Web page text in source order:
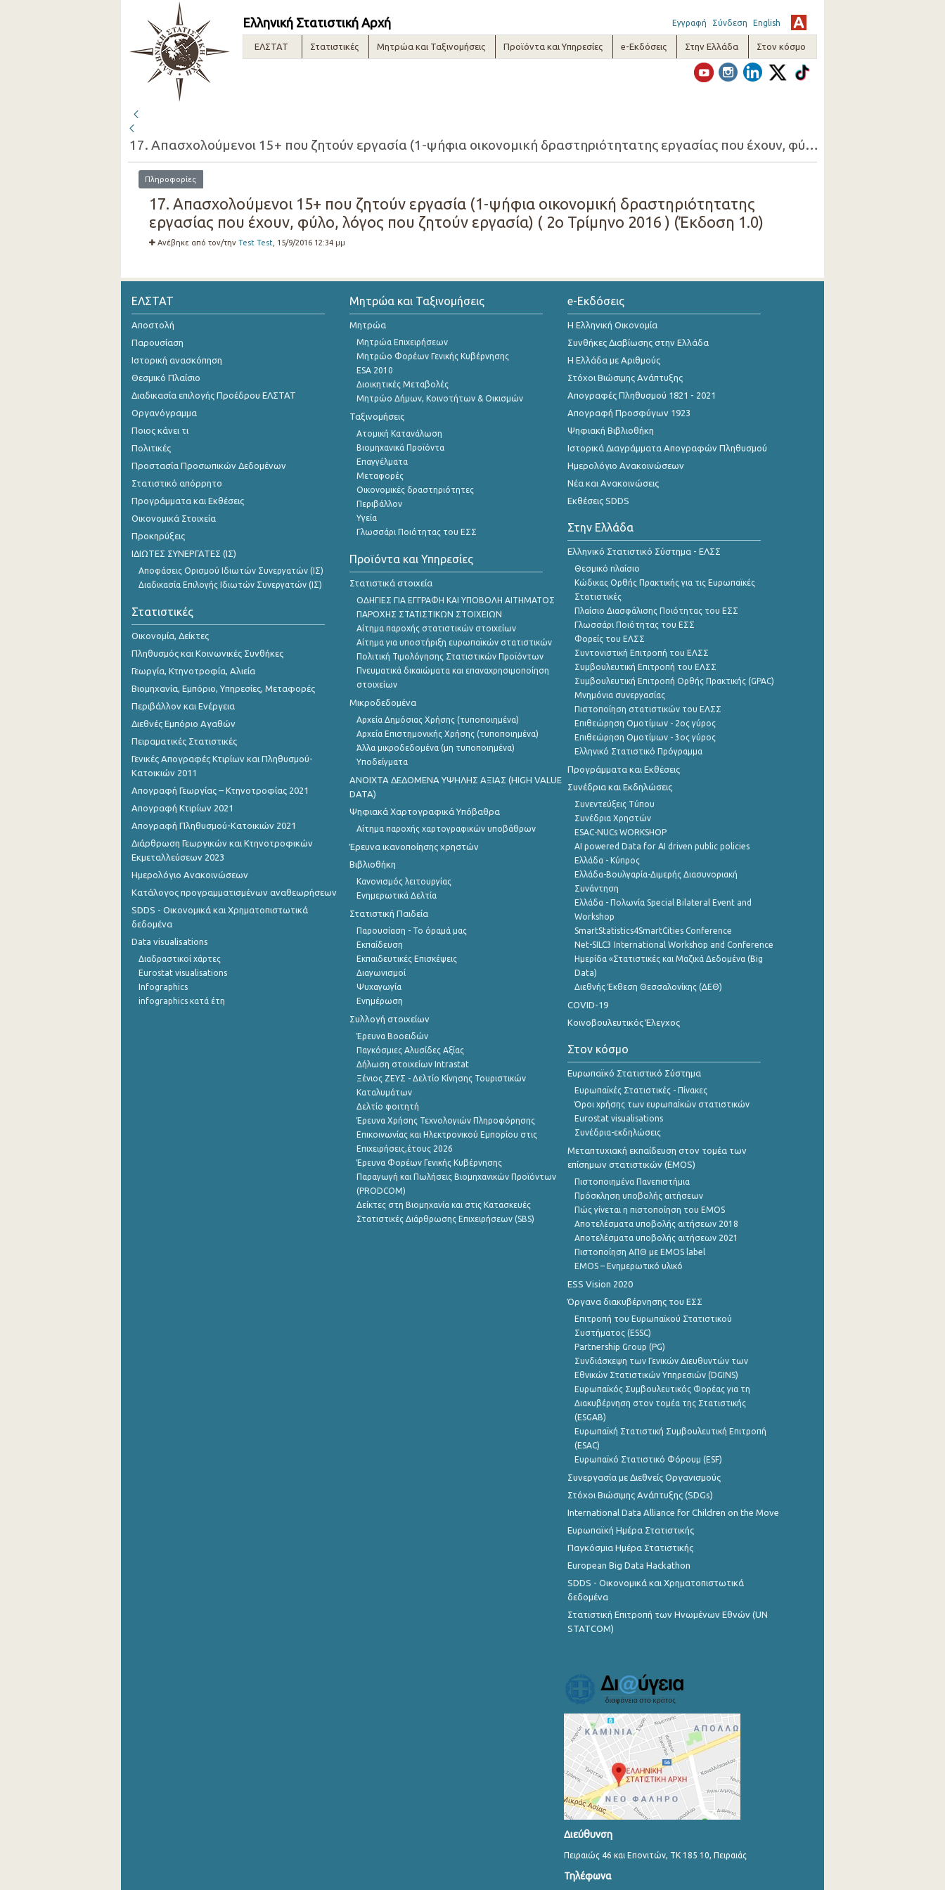
Ελληνική Στατιστική Αρχή Εγγραφή Σύνδεση English
ΕΛΣΤΑΤ Στατιστικές Μητρώα και Ταξινομήσεις Προϊόντα και Υπηρεσίες e-Εκδόσεις Στην Ελλάδα Στον κόσμο
17. Απασχολούμενοι 15+ που ζητούν εργασία (1-ψήφια οικονομική δραστηριότητατης εργασίας που έχουν, φύλο, λόγος που ζητούν εργασία) ( 2ο Τρίμηνο 2016 )
Πληροφορίες
17. Απασχολούμενοι 15+ που ζητούν εργασία (1-ψήφια οικονομική δραστηριότητατης
εργασίας που έχουν, φύλο, λόγος που ζητούν εργασία) ( 2ο Τρίμηνο 2016 ) (Έκδοση 1.0)
Ανέβηκε από τον/την Test Test , 15/9/2016 12:34 μμ
ΕΛΣΤΑΤ
Αποστολή
Παρουσίαση
Ιστορική ανασκόπηση
Θεσμικό Πλαίσιο
Διαδικασία επιλογής Προέδρου ΕΛΣΤΑΤ
Οργανόγραμμα
Ποιος κάνει τι
Πολιτικές
Προστασία Προσωπικών Δεδομένων
Στατιστικό απόρρητο
Προγράμματα και Εκθέσεις
Οικονομικά Στοιχεία
Προκηρύξεις
ΙΔΙΩΤΕΣ ΣΥΝΕΡΓΑΤΕΣ (ΙΣ)
Αποφάσεις Ορισμού Ιδιωτών Συνεργατών (ΙΣ)
Διαδικασία Επιλογής Ιδιωτών Συνεργατών (ΙΣ)
Στατιστικές
Οικονομία, Δείκτες
Πληθυσμός και Κοινωνικές Συνθήκες
Γεωργία, Κτηνοτροφία, Αλιεία
Βιομηχανία, Εμπόριο, Υπηρεσίες, Μεταφορές
Περιβάλλον και Ενέργεια
Διεθνές Εμπόριο Αγαθών
Πειραματικές Στατιστικές
Γενικές Απογραφές Κτιρίων και Πληθυσμού-
Κατοικιών 2011
Απογραφή Γεωργίας – Κτηνοτροφίας 2021
Απογραφή Κτιρίων 2021
Απογραφή Πληθυσμού-Κατοικιών 2021
Διάρθρωση Γεωργικών και Κτηνοτροφικών
Εκμεταλλεύσεων 2023
Ημερολόγιο Ανακοινώσεων
Κατάλογος προγραμματισμένων αναθεωρήσεων
SDDS - Οικονομικά και Χρηματοπιστωτικά
δεδομένα
Data visualisations
Διαδραστικοί χάρτες
Eurostat visualisations
Infographics
infographics κατά έτη
Μητρώα και Ταξινομήσεις
Μητρώα
Μητρώα Επιχειρήσεων
Μητρώο Φορέων Γενικής Κυβέρνησης
ESA 2010
Διοικητικές Μεταβολές
Μητρώο Δήμων, Κοινοτήτων & Οικισμών
Ταξινομήσεις
Ατομική Κατανάλωση
Βιομηχανικά Προϊόντα
Επαγγέλματα
Μεταφορές
Οικονομικές δραστηριότητες
Περιβάλλον
Υγεία
Γλωσσάρι Ποιότητας του ΕΣΣ
Προϊόντα και Υπηρεσίες
Στατιστικά στοιχεία
ΟΔΗΓΙΕΣ ΓΙΑ ΕΓΓΡΑΦΗ ΚΑΙ ΥΠΟΒΟΛΗ ΑΙΤΗΜΑΤΟΣ
ΠΑΡΟΧΗΣ ΣΤΑΤΙΣΤΙΚΩΝ ΣΤΟΙΧΕΙΩΝ
Αίτημα παροχής στατιστικών στοιχείων
Αίτημα για υποστήριξη ευρωπαϊκών στατιστικών
Πολιτική Τιμολόγησης Στατιστικών Προϊόντων
Πνευματικά δικαιώματα και επαναχρησιμοποίηση
στοιχείων
Μικροδεδομένα
Αρχεία Δημόσιας Χρήσης (τυποποιημένα)
Αρχεία Επιστημονικής Χρήσης (τυποποιημένα)
Άλλα μικροδεδομένα (μη τυποποιημένα)
Υποδείγματα
ANOIXTA ΔΕΔΟΜΕΝΑ ΥΨΗΛΗΣ ΑΞΙΑΣ (HIGH VALUE
DATA)
Ψηφιακά Χαρτογραφικά Υπόβαθρα
Αίτημα παροχής χαρτογραφικών υποβάθρων
Έρευνα ικανοποίησης χρηστών
Βιβλιοθήκη
Κανονισμός λειτουργίας
Ενημερωτικά Δελτία
Στατιστική Παιδεία
Παρουσίαση - Το όραμά μας
Εκπαίδευση
Εκπαιδευτικές Επισκέψεις
Διαγωνισμοί
Ψυχαγωγία
Ενημέρωση
Συλλογή στοιχείων
Έρευνα Βοοειδών
Παγκόσμιες Αλυσίδες Αξίας
Δήλωση στοιχείων Intrastat
Ξένιος ΖΕΥΣ - Δελτίο Κίνησης Τουριστικών
Καταλυμάτων
Δελτίο φοιτητή
Έρευνα Χρήσης Τεχνολογιών Πληροφόρησης
Επικοινωνίας και Ηλεκτρονικού Εμπορίου στις
Επιχειρήσεις,έτους 2026
Έρευνα Φορέων Γενικής Κυβέρνησης
Παραγωγή και Πωλήσεις Βιομηχανικών Προϊόντων
(PRODCOM)
Δείκτες στη Βιομηχανία και στις Κατασκευές
Στατιστικές Διάρθρωσης Επιχειρήσεων (SBS)
e-Εκδόσεις
Η Ελληνική Οικονομία
Συνθήκες Διαβίωσης στην Ελλάδα
Η Ελλάδα με Αριθμούς
Στόχοι Βιώσιμης Ανάπτυξης
Απογραφές Πληθυσμού 1821 - 2021
Απογραφή Προσφύγων 1923
Ψηφιακή Βιβλιοθήκη
Ιστορικά Διαγράμματα Απογραφών Πληθυσμού
Ημερολόγιο Ανακοινώσεων
Νέα και Ανακοινώσεις
Εκθέσεις SDDS
Στην Ελλάδα
Ελληνικό Στατιστικό Σύστημα - ΕΛΣΣ
Θεσμικό πλαίσιο
Κώδικας Ορθής Πρακτικής για τις Ευρωπαϊκές
Στατιστικές
Πλαίσιο Διασφάλισης Ποιότητας του ΕΣΣ
Γλωσσάρι Ποιότητας του ΕΣΣ
Φορείς του ΕΛΣΣ
Συντονιστική Επιτροπή του ΕΛΣΣ
Συμβουλευτική Επιτροπή του ΕΛΣΣ
Συμβουλευτική Επιτροπή Ορθής Πρακτικής (GPAC)
Μνημόνια συνεργασίας
Πιστοποίηση στατιστικών του ΕΛΣΣ
Επιθεώρηση Ομοτίμων - 2ος γύρος
Επιθεώρηση Ομοτίμων - 3ος γύρος
Ελληνικό Στατιστικό Πρόγραμμα
Προγράμματα και Εκθέσεις
Συνέδρια και Εκδηλώσεις
Συνεντεύξεις Τύπου
Συνέδρια Χρηστών
ESAC-NUCs WORKSHOP
AI powered Data for AI driven public policies
Ελλάδα - Κύπρος
Ελλάδα-Βουλγαρία-Διμερής Διασυνοριακή
Συνάντηση
Ελλάδα - Πολωνία Special Bilateral Event and
Workshop
SmartStatistics4SmartCities Conference
Net-SILC3 International Workshop and Conference
Ημερίδα «Στατιστικές και Μαζικά Δεδομένα (Big
Data)
Διεθνής Έκθεση Θεσσαλονίκης (ΔΕΘ)
COVID-19
Κοινοβουλευτικός Έλεγχος
Στον κόσμο
Ευρωπαϊκό Στατιστικό Σύστημα
Ευρωπαϊκές Στατιστικές - Πίνακες
Όροι χρήσης των ευρωπαΪκών στατιστικών
Eurostat visualisations
Συνέδρια-εκδηλώσεις
Μεταπτυχιακή εκπαίδευση στον τομέα των
επίσημων στατιστικών (EMOS)
Πιστοποιημένα Πανεπιστήμια
Πρόσκληση υποβολής αιτήσεων
Πώς γίνεται η πιστοποίηση του EMOS
Αποτελέσματα υποβολής αιτήσεων 2018
Αποτελέσματα υποβολής αιτήσεων 2021
Πιστοποίηση ΑΠΘ με EMOS label
EMOS – Ενημερωτικό υλικό
ESS Vision 2020
Όργανα διακυβέρνησης του ΕΣΣ
Επιτροπή του Ευρωπαϊκού Στατιστικού
Συστήματος (ESSC)
Partnership Group (PG)
Συνδιάσκεψη των Γενικών Διευθυντών των
Εθνικών Στατιστικών Υπηρεσιών (DGINS)
Ευρωπαϊκός Συμβουλευτικός Φορέας για τη
Διακυβέρνηση στον τομέα της Στατιστικής
(ESGAB)
Ευρωπαϊκή Στατιστική Συμβουλευτική Επιτροπή
(ESAC)
Ευρωπαϊκό Στατιστικό Φόρουμ (ESF)
Συνεργασία με Διεθνείς Οργανισμούς
Στόχοι Βιώσιμης Ανάπτυξης (SDGs)
International Data Alliance for Children on the Move
Ευρωπαϊκή Ημέρα Στατιστικής
Παγκόσμια Ημέρα Στατιστικής
European Big Data Hackathon
SDDS - Οικονομικά και Χρηματοπιστωτικά
δεδομένα
Στατιστική Επιτροπή των Ηνωμένων Εθνών (UN
STATCOM)
Διεύθυνση
Πειραιώς 46 και Επονιτών, ΤΚ 185 10, Πειραιάς
Τηλέφωνα